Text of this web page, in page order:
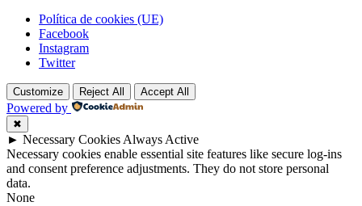
Footer
navigation
Política de cookies (UE)
Facebook
Instagram
Twitter
Customize Reject All Accept All
Powered by
✖
► Necessary Cookies Always Active
Necessary cookies enable essential site features like secure log-ins
and consent preference adjustments. They do not store personal
data.
None